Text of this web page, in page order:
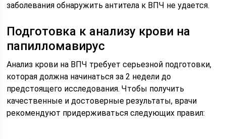
заболевания обнаружить антитела к ВПЧ не удается.
Подготовка к анализу крови на
папилломавирус
Анализ крови на ВПЧ требует серьезной подготовки,
которая должна начинаться за 2 недели до
предстоящего исследования. Чтобы получить
качественные и достоверные результаты, врачи
рекомендуют придерживаться следующих правил: